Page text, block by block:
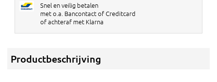
Snel en veilig betalen
met o.a. Bancontact of Creditcard
of achteraf met Klarna
Productbeschrijving